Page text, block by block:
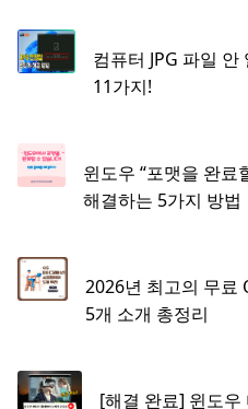
컴퓨터 JPG 파일
11가지!
윈도우 “포맷을 완료
해결하는 5가지 방법
2026년 최고의 무료
5개 소개 총정리
[해결 완료] 윈도